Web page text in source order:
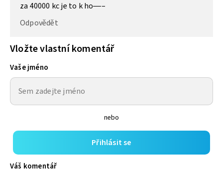
za 40000 kc je to k ho—–
Odpovědět
Vložte vlastní komentář
Vaše jméno
nebo
Přihlásit se
Váš komentář